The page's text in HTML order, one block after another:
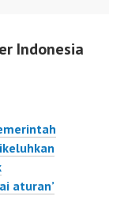
itu…
Indonesia
aturan’